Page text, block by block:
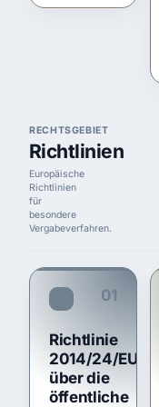
RECHTSGEBIET
Richtlinien
Europäische
Richtlinien
für
besondere
Vergabeverfahren.
01
Richtlinie
2014/24/EU
über die
öffentliche